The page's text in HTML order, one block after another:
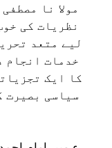
مولا نا
نظریات کی
لیے متعد
خدمات انجام
کا ایک
سیاسی بصیرت